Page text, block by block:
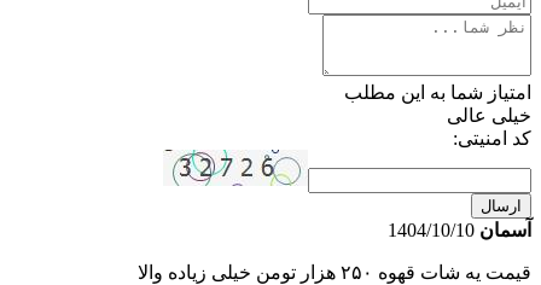
امتیاز شما به این مطلب
خیلی عالی
کد امنیتی:
ارسال
آسمان 1404/10/10
قیمت یه شات قهوه ۲۵۰ هزار تومن خیلی زیاده والا